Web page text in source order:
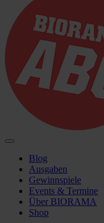
Blog
Ausgaben
Gewinnspiele
Events & Termine
Über BIORAMA
Shop